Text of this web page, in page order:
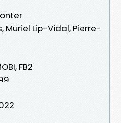
Muriel Lip-Vidal, Pierre-
FB2